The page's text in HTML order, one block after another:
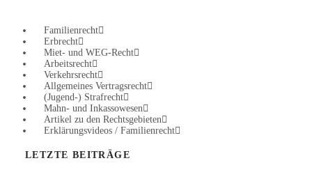
Familienrecht
Erbrecht
Miet- und WEG-Recht
Arbeitsrecht
Verkehrsrecht
Allgemeines Vertragsrecht
(Jugend-) Strafrecht
Mahn- und Inkassowesen
Artikel zu den Rechtsgebieten
Erklärungsvideos / Familienrecht
LETZTE BEITRÄGE